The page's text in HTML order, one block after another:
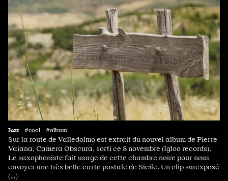
Jazz #cool #album
Sur la route de Valledolmo est extrait du nouvel album de Pierre
Vaiana, Camera Obscura, sorti ce 8 novembre (Igloo records).
Le saxophoniste fait usage de cette chambre noire pour nous
envoyer une très belle carte postale de Sicile. Un clip surexposé
(…)